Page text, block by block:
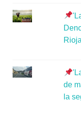
de
la